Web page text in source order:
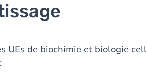
UEs de biochimie et biologie